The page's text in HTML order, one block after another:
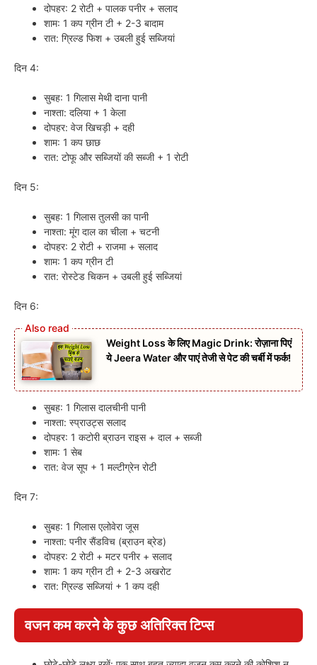
दोपहर: 2 रोटी + पालक पनीर + सलाद
शाम: 1 कप ग्रीन टी + 2-3 बादाम
रात: ग्रिल्ड फिश + उबली हुई सब्जियां
दिन 4:
सुबह: 1 गिलास मेथी दाना पानी
नाश्ता: दलिया + 1 केला
दोपहर: वेज खिचड़ी + दही
शाम: 1 कप छाछ
रात: टोफू और सब्जियों की सब्जी + 1 रोटी
दिन 5:
सुबह: 1 गिलास तुलसी का पानी
नाश्ता: मूंग दाल का चीला + चटनी
दोपहर: 2 रोटी + राजमा + सलाद
शाम: 1 कप ग्रीन टी
रात: रोस्टेड चिकन + उबली हुई सब्जियां
दिन 6:
Weight Loss के लिए Magic Drink: रोज़ाना पिएं
ये Jeera Water और पाएं तेजी से पेट की चर्बी में फर्क!
सुबह: 1 गिलास दालचीनी पानी
नाश्ता: स्प्राउट्स सलाद
दोपहर: 1 कटोरी ब्राउन राइस + दाल + सब्जी
शाम: 1 सेब
रात: वेज सूप + 1 मल्टीग्रेन रोटी
दिन 7:
सुबह: 1 गिलास एलोवेरा जूस
नाश्ता: पनीर सैंडविच (ब्राउन ब्रेड)
दोपहर: 2 रोटी + मटर पनीर + सलाद
शाम: 1 कप ग्रीन टी + 2-3 अखरोट
रात: ग्रिल्ड सब्जियां + 1 कप दही
वजन कम करने के कुछ अतिरिक्त टिप्स